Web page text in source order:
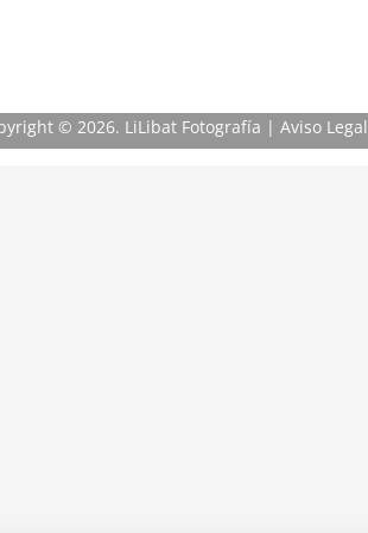
© 2026. LiLibat Fotografía | Aviso Legal